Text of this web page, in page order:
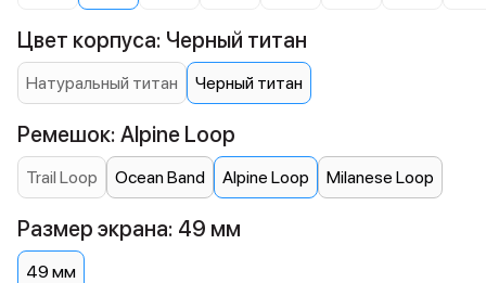
Цвет корпуса: Черный титан
Натуральный титан Черный титан
Ремешок: Alpine Loop
Trail Loop Ocean Band Alpine Loop Milanese Loop
Размер экрана: 49 мм
49 мм